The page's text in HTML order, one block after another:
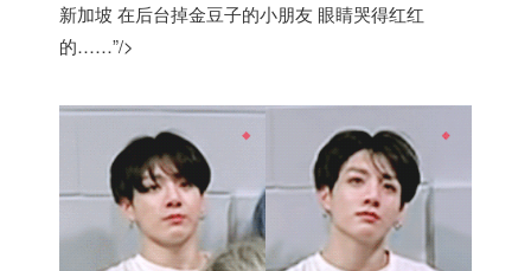
新加坡 在后台掉金豆子的小朋友 眼睛哭得红红
的……”/>